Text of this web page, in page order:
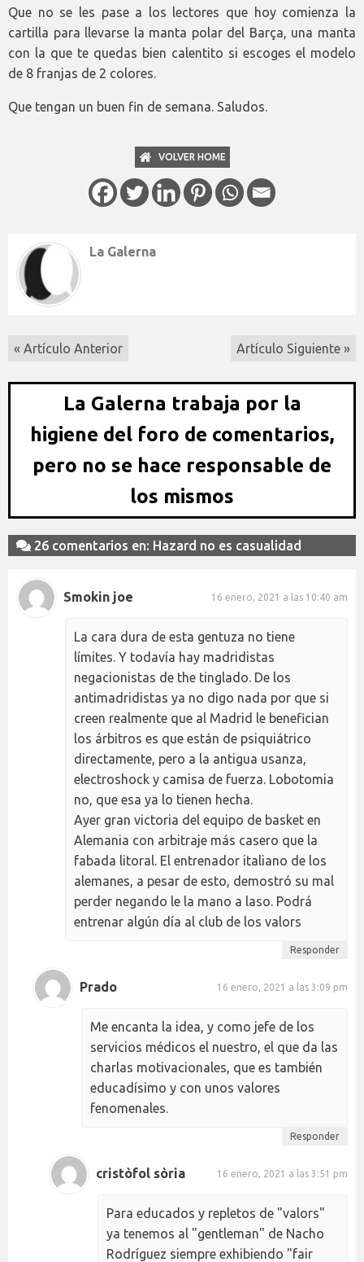
Que no se les pase a los lectores que hoy comienza la
cartilla para llevarse la manta polar del Barça, una manta
con la que te quedas bien calentito si escoges el modelo
de 8 franjas de 2 colores.
Que tengan un buen fin de semana. Saludos.
VOLVER HOME
La Galerna
« Artículo Anterior Artículo Siguiente »
La Galerna trabaja por la
higiene del foro de comentarios,
pero no se hace responsable de
los mismos
26 comentarios en: Hazard no es casualidad
Smokin joe 16 enero, 2021 a las 10:40 am
La cara dura de esta gentuza no tiene
límites. Y todavía hay madridistas
negacionistas de the tinglado. De los
antimadridistas ya no digo nada por que si
creen realmente que al Madrid le benefician
los árbitros es que están de psiquiátrico
directamente, pero a la antigua usanza,
electroshock y camisa de fuerza. Lobotomia
no, que esa ya lo tienen hecha.
Ayer gran victoria del equipo de basket en
Alemania con arbitraje más casero que la
fabada litoral. El entrenador italiano de los
alemanes, a pesar de esto, demostró su mal
perder negando le la mano a laso. Podrá
entrenar algún día al club de los valors
Responder
Prado 16 enero, 2021 a las 3:09 pm
Me encanta la idea, y como jefe de los
servicios médicos el nuestro, el que da las
charlas motivacionales, que es también
educadísimo y con unos valores
fenomenales.
Responder
cristòfol sòria 16 enero, 2021 a las 3:51 pm
Para educados y repletos de "valors"
ya tenemos al "gentleman" de Nacho
Rodríguez siempre exhibiendo "fair